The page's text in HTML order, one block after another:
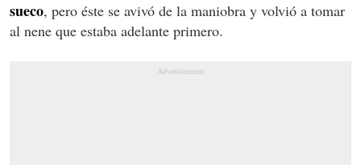
sueco, pero éste se avivó de la maniobra y volvió a tomar
al nene que estaba adelante primero.